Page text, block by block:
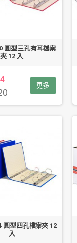
圓型三孔有耳檔案
夾 12 入
更多
圓型四孔檔案夾 12
入